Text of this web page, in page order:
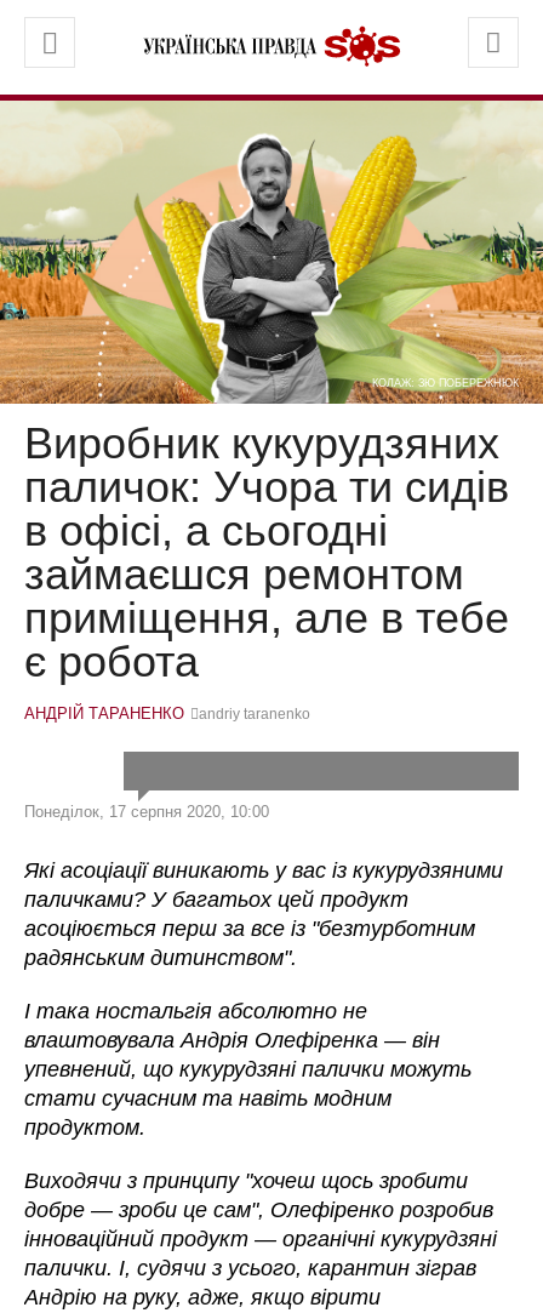
Виробник кукурудзяних
паличок: Учора ти сидів
в офісі, а сьогодні
займаєшся ремонтом
приміщення, але в тебе
є робота
АНДРІЙ ТАРАНЕНКО andriy taranenko
КОЛАЖ: ЗЮ ПОБЕРЕЖНЮК
Понеділок, 17 серпня 2020, 10:00
Які асоціації виникають у вас із кукурудзяними
паличками? У багатьох цей продукт
асоціюється перш за все із "безтурботним
радянським дитинством".
І така ностальгія абсолютно не
влаштовувала Андрія Олефіренка— він
упевнений, що кукурудзяні палички можуть
стати сучасним та навіть модним
продуктом.
Виходячи з принципу "хочеш щось зробити
добре— зроби це сам", Олефіренко розробив
інноваційний продукт— органічні кукурудзяні
палички. І, судячи з усього, карантин зіграв
Андрію на руку, адже, якщо вірити